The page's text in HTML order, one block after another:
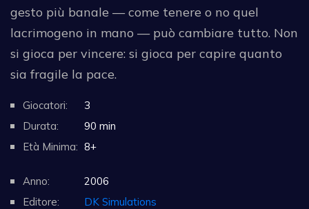
gesto più banale — come tenere o no quel
lacrimogeno in mano — può cambiare tutto. Non
si gioca per vincere: si gioca per capire quanto
sia fragile la pace.
Giocatori:
3
Durata:
90 min
Età Minima: 8+
Anno:
2006
Editore:
DK Simulations